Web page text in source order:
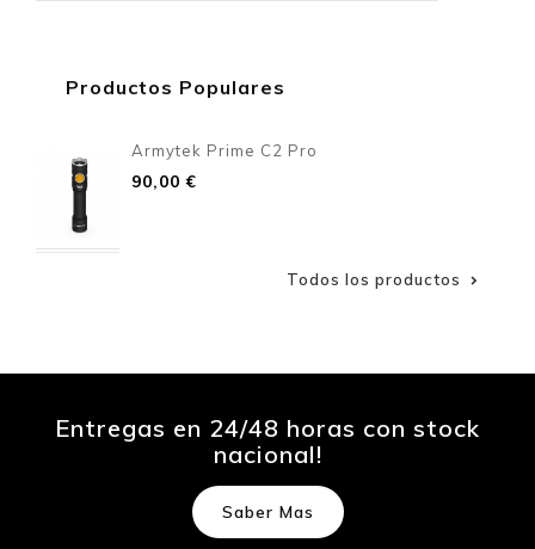
Productos Populares
Armytek Prime C2 Pro
90,00 €
Todos los productos 
Entregas en 24/48 horas con stock
nacional!
Saber Mas